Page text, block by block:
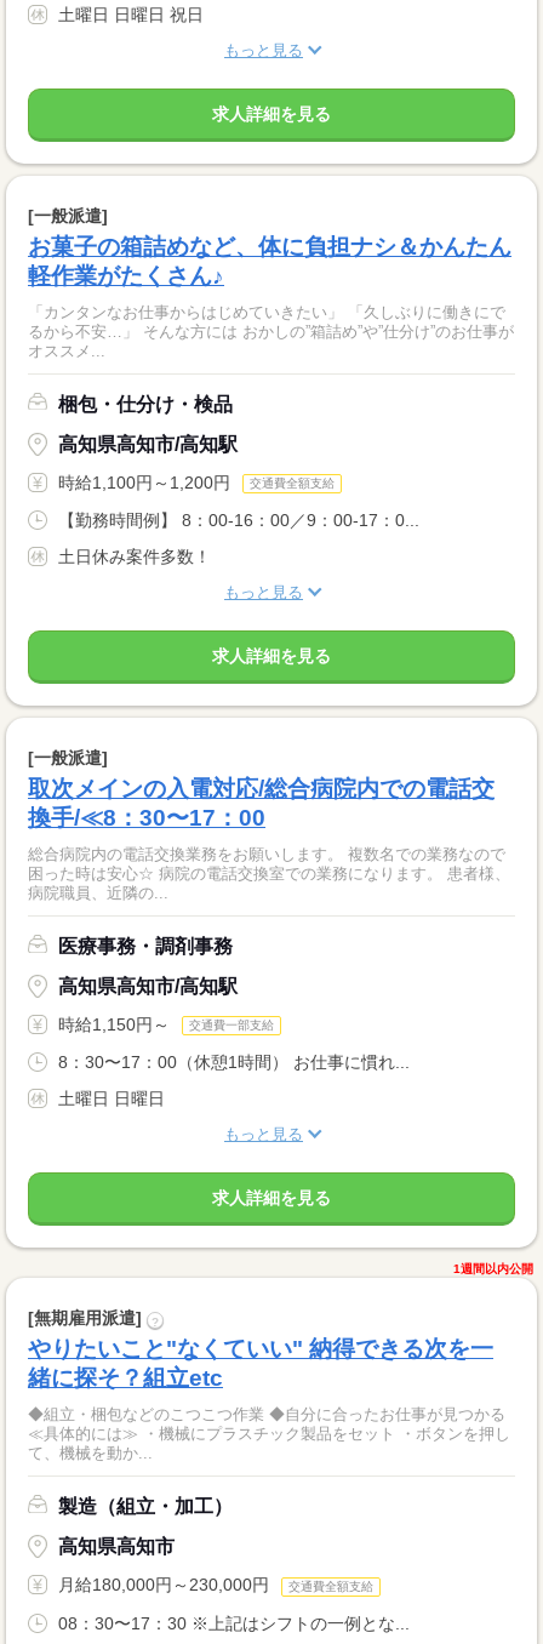
土曜日 日曜日 祝日
もっと見る
求人詳細を見る
[一般派遣]
お菓子の箱詰めなど、体に負担ナシ＆かんたん
軽作業がたくさん♪
「カンタンなお仕事からはじめていきたい」 「久しぶりに働きにで
るから不安…」 そんな方には おかしの”箱詰め”や”仕分け”のお仕事が
オススメ...
梱包・仕分け・検品
高知県高知市/高知駅
時給1,100円～1,200円 交通費全額支給
【勤務時間例】 8：00-16：00／9：00-17：0...
土日休み案件多数！
もっと見る
求人詳細を見る
[一般派遣]
取次メインの入電対応/総合病院内での電話交
換手/≪8：30〜17：00
総合病院内の電話交換業務をお願いします。 複数名での業務なので
困った時は安心☆ 病院の電話交換室での業務になります。 患者様、
病院職員、近隣の...
医療事務・調剤事務
高知県高知市/高知駅
時給1,150円～ 交通費一部支給
8：30〜17：00（休憩1時間） お仕事に慣れ...
土曜日 日曜日
もっと見る
求人詳細を見る
1週間以内公開
[無期雇用派遣] ?
やりたいこと"なくていい" 納得できる次を一
緒に探そ？組立etc
◆組立・梱包などのこつこつ作業 ◆自分に合ったお仕事が見つかる
≪具体的には≫ ・機械にプラスチック製品をセット ・ボタンを押し
て、機械を動か...
製造（組立・加工）
高知県高知市
月給180,000円～230,000円 交通費全額支給
08：30〜17：30 ※上記はシフトの一例とな...